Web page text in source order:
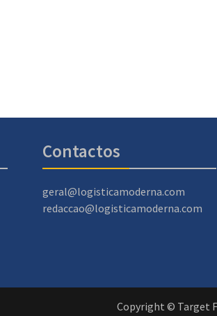
Contactos
geral@logisticamoderna.com
redaccao@logisticamoderna.com
Copyright © Target